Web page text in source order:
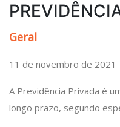
Geral
11 de novembro de 2021
A Previdência Privada é
longo prazo, segundo